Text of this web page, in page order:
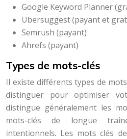
Google Keyword Planner
Ubersuggest (payant et
Semrush (payant)
Ahrefs (payant)
Types de mots-clés
Il existe différents types de
distinguer pour optimiser
distingue généralement les
mots-clés de longue
intentionnels. Les mots clés